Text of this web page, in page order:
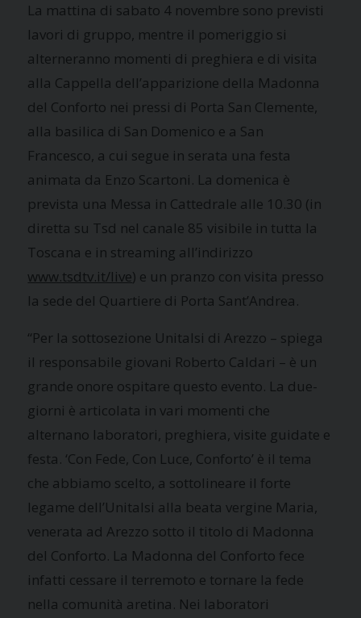
La mattina di sabato 4 novembre sono previsti
lavori di gruppo, mentre il pomeriggio si
alterneranno momenti di preghiera e di visita
alla Cappella dell’apparizione della Madonna
del Conforto nei pressi di Porta San Clemente,
alla basilica di San Domenico e a San
Francesco, a cui segue in serata una festa
animata da Enzo Scartoni. La domenica è
prevista una Messa in Cattedrale alle 10.30 (in
diretta su Tsd nel canale 85 visibile in tutta la
Toscana e in streaming all’indirizzo
www.tsdtv.it/live) e un pranzo con visita presso
la sede del Quartiere di Porta Sant’Andrea.
“Per la sottosezione Unitalsi di Arezzo – spiega
il responsabile giovani Roberto Caldari – è un
grande onore ospitare questo evento. La due-
giorni è articolata in vari momenti che
alternano laboratori, preghiera, visite guidate e
festa. ‘Con Fede, Con Luce, Conforto’ è il tema
che abbiamo scelto, a sottolineare il forte
legame dell’Unitalsi alla beata vergine Maria,
venerata ad Arezzo sotto il titolo di Madonna
del Conforto. La Madonna del Conforto fece
infatti cessare il terremoto e tornare la fede
nella comunità aretina. Nei laboratori